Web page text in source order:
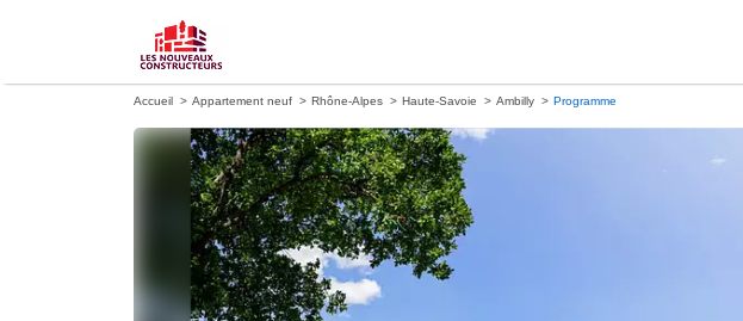
Accueil Appartement neuf Rhône-Alpes Haute-Savoie Ambilly Programme